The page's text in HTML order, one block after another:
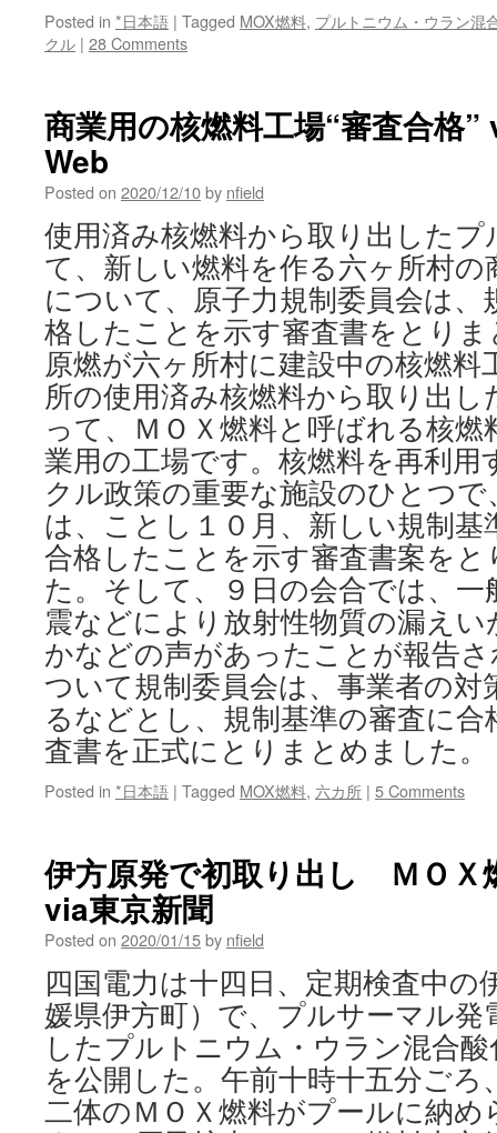
Posted in *日本語 | Tagged MOX燃料, プルトニウム・ウラン混
クル | 28 Comments
商業用の核燃料工場“審査合格
Web
Posted on 2020/12/10by nfield
使用済み核燃料から取り出した
て、新しい燃料を作る六ヶ所村の
について、原子力規制委員会は、
格したことを示す審査書をとり
原燃が六ヶ所村に建設中の核燃料
所の使用済み核燃料から取り出
って、ＭＯＸ燃料と呼ばれる核
業用の工場です。核燃料を再利用
クル政策の重要な施設のひとつ
は、ことし１０月、新しい規制基
合格したことを示す審査書案を
た。そして、９日の会合では、
震などにより放射性物質の漏え
かなどの声があったことが報告
ついて規制委員会は、事業者の対
るなどとし、規制基準の審査に
査書を正式にとりまとめました
Posted in *日本語 | Tagged MOX燃料, 六カ所 | 5 Comments
伊方原発で初取り出し ＭＯＸ
via東京新聞
Posted on 2020/01/15by nfield
四国電力は十四日、定期検査中の
媛県伊方町）で、プルサーマル発
したプルトニウム・ウラン混合
を公開した。午前十時十五分ご
二体のＭＯＸ燃料がプールに納